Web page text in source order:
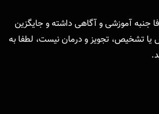
جنبه آموزشی و آگاهی داشته و جایگزین
تشخیص، تجویز و درمان نیست، لطفا به